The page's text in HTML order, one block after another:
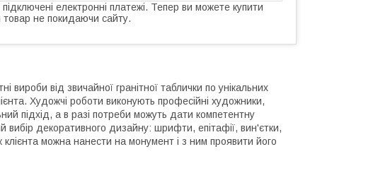
підключені електронні платежі. Тепер ви можете купити
товар не покидаючи сайту.
вироби від звичайної гранітної таблички по унікальних
Художчі роботи виконують професійні художники,
підхід, а в разі потреби можуть дати компетентну
вибір декоративного дизайну: шрифти, епітафії, вин'єтки,
можна нанести на монумент і з ним проявити його